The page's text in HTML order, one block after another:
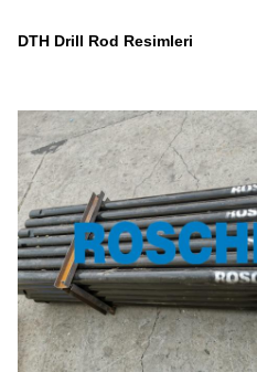
DTH Drill Rod Resimleri